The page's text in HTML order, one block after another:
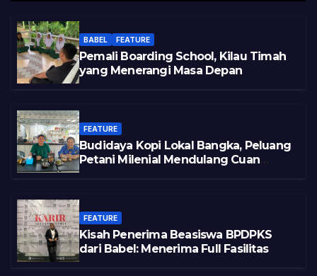
BABEL FEATURE
Pemali Boarding School, Kilau Timah
yang Menerangi Masa Depan
FEATURE
Budidaya Kopi Lokal Bangka, Peluang
Petani Milenial Mendulang Cuan
FEATURE
Kisah Penerima Beasiswa BPDPKS
dari Babel: Menerima Full Fasilitas